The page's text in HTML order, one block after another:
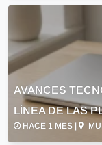
AVANCES
LÍNEA DE LAS
HACE 1 MES |